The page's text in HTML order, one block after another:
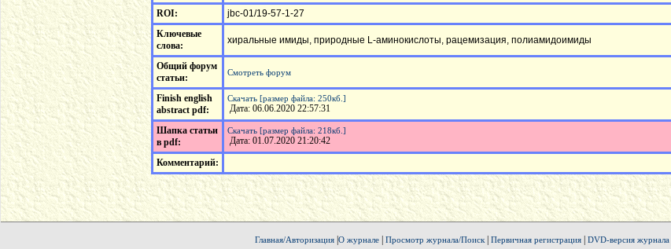
ROI:
jbc-01/19-57-1-27
Ключевые
слова:
хиральные имиды, природные L-аминокислоты, рацемизация, полиамидоимиды
Общий форум
статьи:
Смотреть форум
Finish english
abstract pdf:
Скачать [размер файла: 250кб.]
Дата: 06.06.2020 22:57:31
Шапка статьи
в pdf:
Скачать [размер файла: 218кб.]
Дата: 01.07.2020 21:20:42
Комментарий:
Главная/Авторизация| О журнале| Просмотр журнала/Поиск| Первичная регистрация DVD-версия журнала|